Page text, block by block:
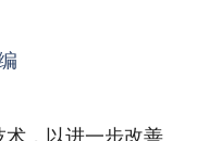
，以进一步改善